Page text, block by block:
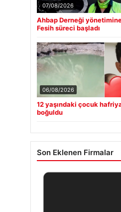
07/08/2026
Ahbap Derneği
Fesih süreci başladı
06/08/2026
12 yaşındaki çocuk
boğuldu
Son Eklenen Firmalar